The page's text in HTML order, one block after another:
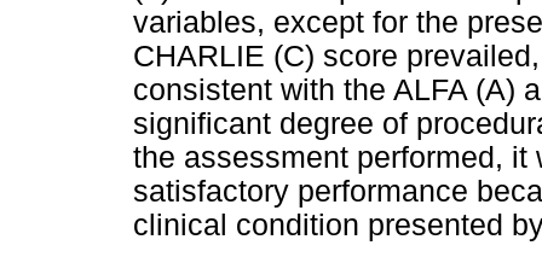
variables, except for the
CHARLIE (C) score
consistent with the ALFA (A)
significant degree of
the assessment performed, it
satisfactory performance
clinical condition presented